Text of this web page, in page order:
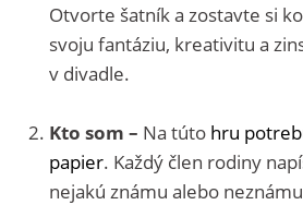
Otvorte šatník a zostavte si
svoju fantáziu, kreativitu a
v divadle.
Kto som – Na túto hru
papier. Každý člen rodiny
nejakú známu alebo